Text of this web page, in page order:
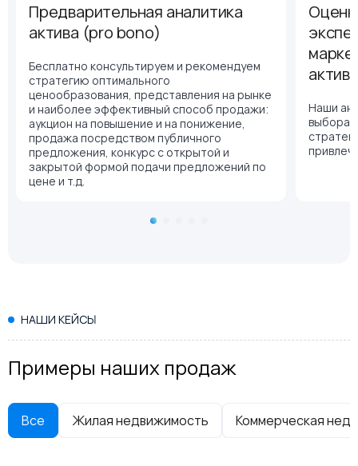
Предварительная аналитика
актива (pro bono)
Бесплатно консультируем и рекомендуем
стратегию оптимального
ценообразования, представления на рынке
и наиболее эффективный способ продажи:
аукцион на повышение и на понижение,
продажа посредством публичного
предложения, конкурс с открытой и
закрытой формой подачи предложений по
цене и т.д.
актива
Наши
выбора
НАШИ КЕЙСЫ
Примеры наших продаж
Все Жилая недвижимость Коммерческая